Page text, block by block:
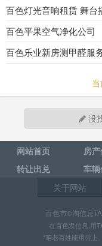
百色灯光音响租赁 舞台
百色平果空气净化公司
百色乐业新房测甲醛服
没
网站首页 房
转让出兑
车
关于网站
百色市©淘信息
在百色发信息,用
“咱老百姓能用得上